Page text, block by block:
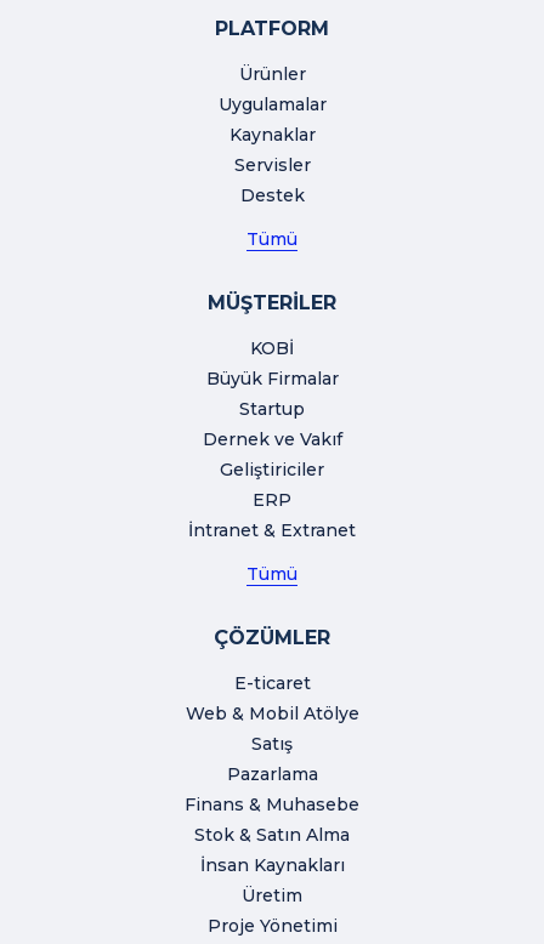
PLATFORM
Ürünler
Uygulamalar
Kaynaklar
Servisler
Destek
Tümü
MÜŞTERİLER
KOBİ
Büyük Firmalar
Startup
Dernek ve Vakıf
Geliştiriciler
ERP
İntranet & Extranet
Tümü
ÇÖZÜMLER
E-ticaret
Web & Mobil Atölye
Satış
Pazarlama
Finans & Muhasebe
Stok & Satın Alma
İnsan Kaynakları
Üretim
Proje Yönetimi